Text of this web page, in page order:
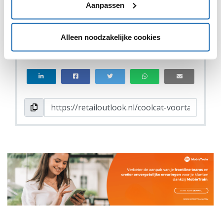
Aanpassen
Alleen noodzakelijke cookies
VIND IK LEUK VIND IK LEUK